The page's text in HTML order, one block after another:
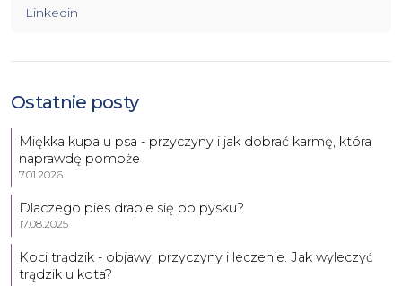
Linkedin
Ostatnie posty
Miękka kupa u psa - przyczyny i jak dobrać karmę, która
naprawdę pomoże
7.01.2026
Dlaczego pies drapie się po pysku?
17.08.2025
Koci trądzik - objawy, przyczyny i leczenie. Jak wyleczyć
trądzik u kota?